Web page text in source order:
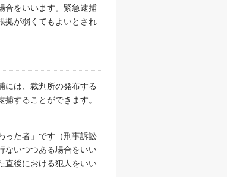
合をいいます。緊急逮捕
拠が弱くてもよいとされ
には、裁判所の発布する
することができます。
った者」です（刑事訴訟
ないつつある場合をいい
直後における犯人をいい